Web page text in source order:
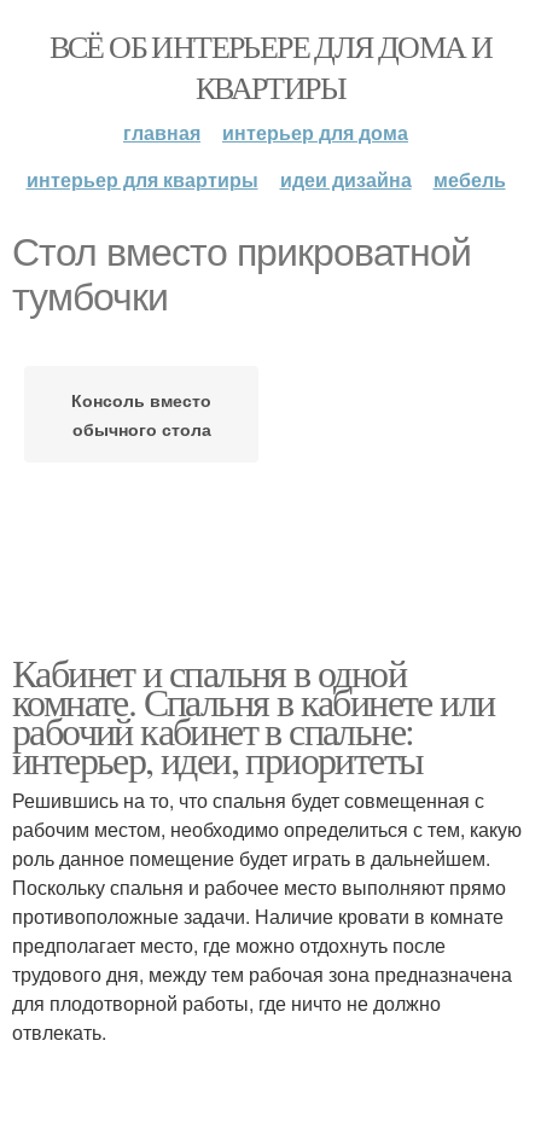
ВСЁ ОБ ИНТЕРЬЕРЕ ДЛЯ ДОМА И
КВАРТИРЫ
главная
интерьер для дома
интерьер для квартиры
идеи дизайна мебель
Стол вместо прикроватной
тумбочки
Консоль вместо
обычного стола
Кабинет и спальня в одной
комнате. Спальня в кабинете или
рабочий кабинет в спальне:
интерьер, идеи, приоритеты
Решившись на то, что спальня будет совмещенная с
рабочим местом, необходимо определиться с тем, какую
роль данное помещение будет играть в дальнейшем.
Поскольку спальня и рабочее место выполняют прямо
противоположные задачи. Наличие кровати в комнате
предполагает место, где можно отдохнуть после
трудового дня, между тем рабочая зона предназначена
для плодотворной работы, где ничто не должно
отвлекать.